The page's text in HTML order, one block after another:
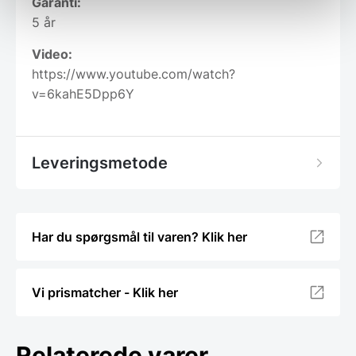
5 år
Video:
https://www.youtube.com/watch?
v=6kahE5Dpp6Y
Leveringsmetode
Har du spørgsmål til varen? Klik her
Vi prismatcher - Klik her